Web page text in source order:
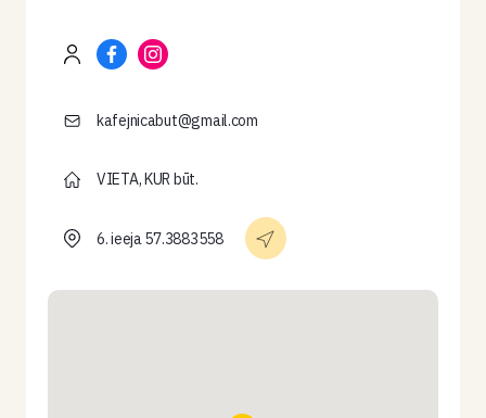
kafejnicabut@gmail.com
VIETA, KUR būt.
6. ieeja 57.3883558